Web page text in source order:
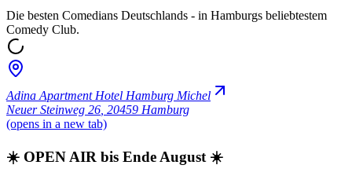
Die besten Comedians Deutschlands - in Hamburgs beliebtestem
Comedy Club.
Adina Apartment Hotel Hamburg Michel
Neuer Steinweg 26 20459 Hamburg
(opens in a new tab)
☀️ OPEN AIR bis Ende August ☀️